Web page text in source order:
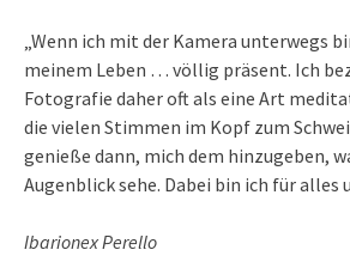
„Wenn ich mit der Kamera unterwegs
meinem Leben … völlig präsent. Ich
Fotografie daher oft als eine Art
die vielen Stimmen im Kopf zum
genieße dann, mich dem hinzugeben,
Augenblick sehe. Dabei bin ich für alles
Ibarionex Perello